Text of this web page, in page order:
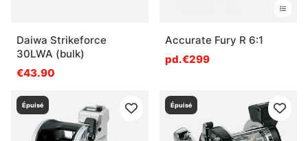
Daiwa Strikeforce
30LWA (bulk)
€43.90
Accurate Fury R 6:1
pd.€299
Épuisé Épuisé